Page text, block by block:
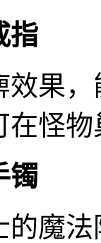
指
效果
在怪
镯
的魔